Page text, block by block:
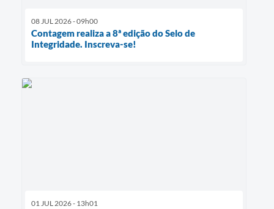
08 JUL 2026 - 09h00
Contagem realiza a 8ª edição do Selo de
Integridade. Inscreva-se!
01 JUL 2026 - 13h01